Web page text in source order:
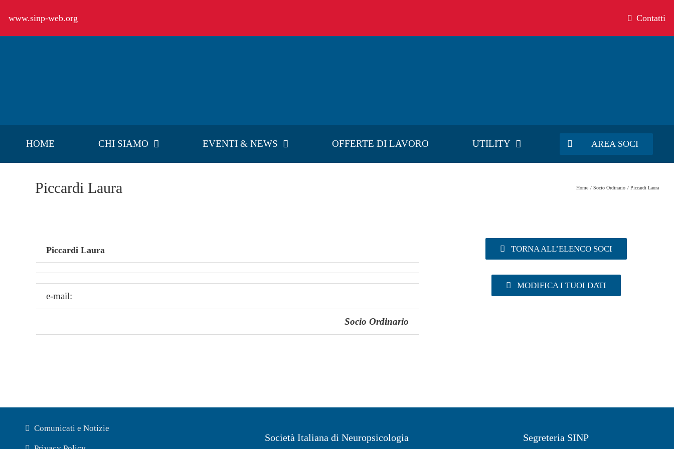
contenuto
www.sinp-web.org Contatti
HOME CHI SIAMO EVENTI & NEWS OFFERTE DI LAVORO UTILITY AREA SOCI
Piccardi Laura Home Socio Ordinario Piccardi Laura
Piccardi Laura
e-mail:
Socio Ordinario
TORNA ALL’ELENCO SOCI
MODIFICA I TUOI DATI
Comunicati e Notizie
Società Italiana di Neuropsicologia Segreteria SINP